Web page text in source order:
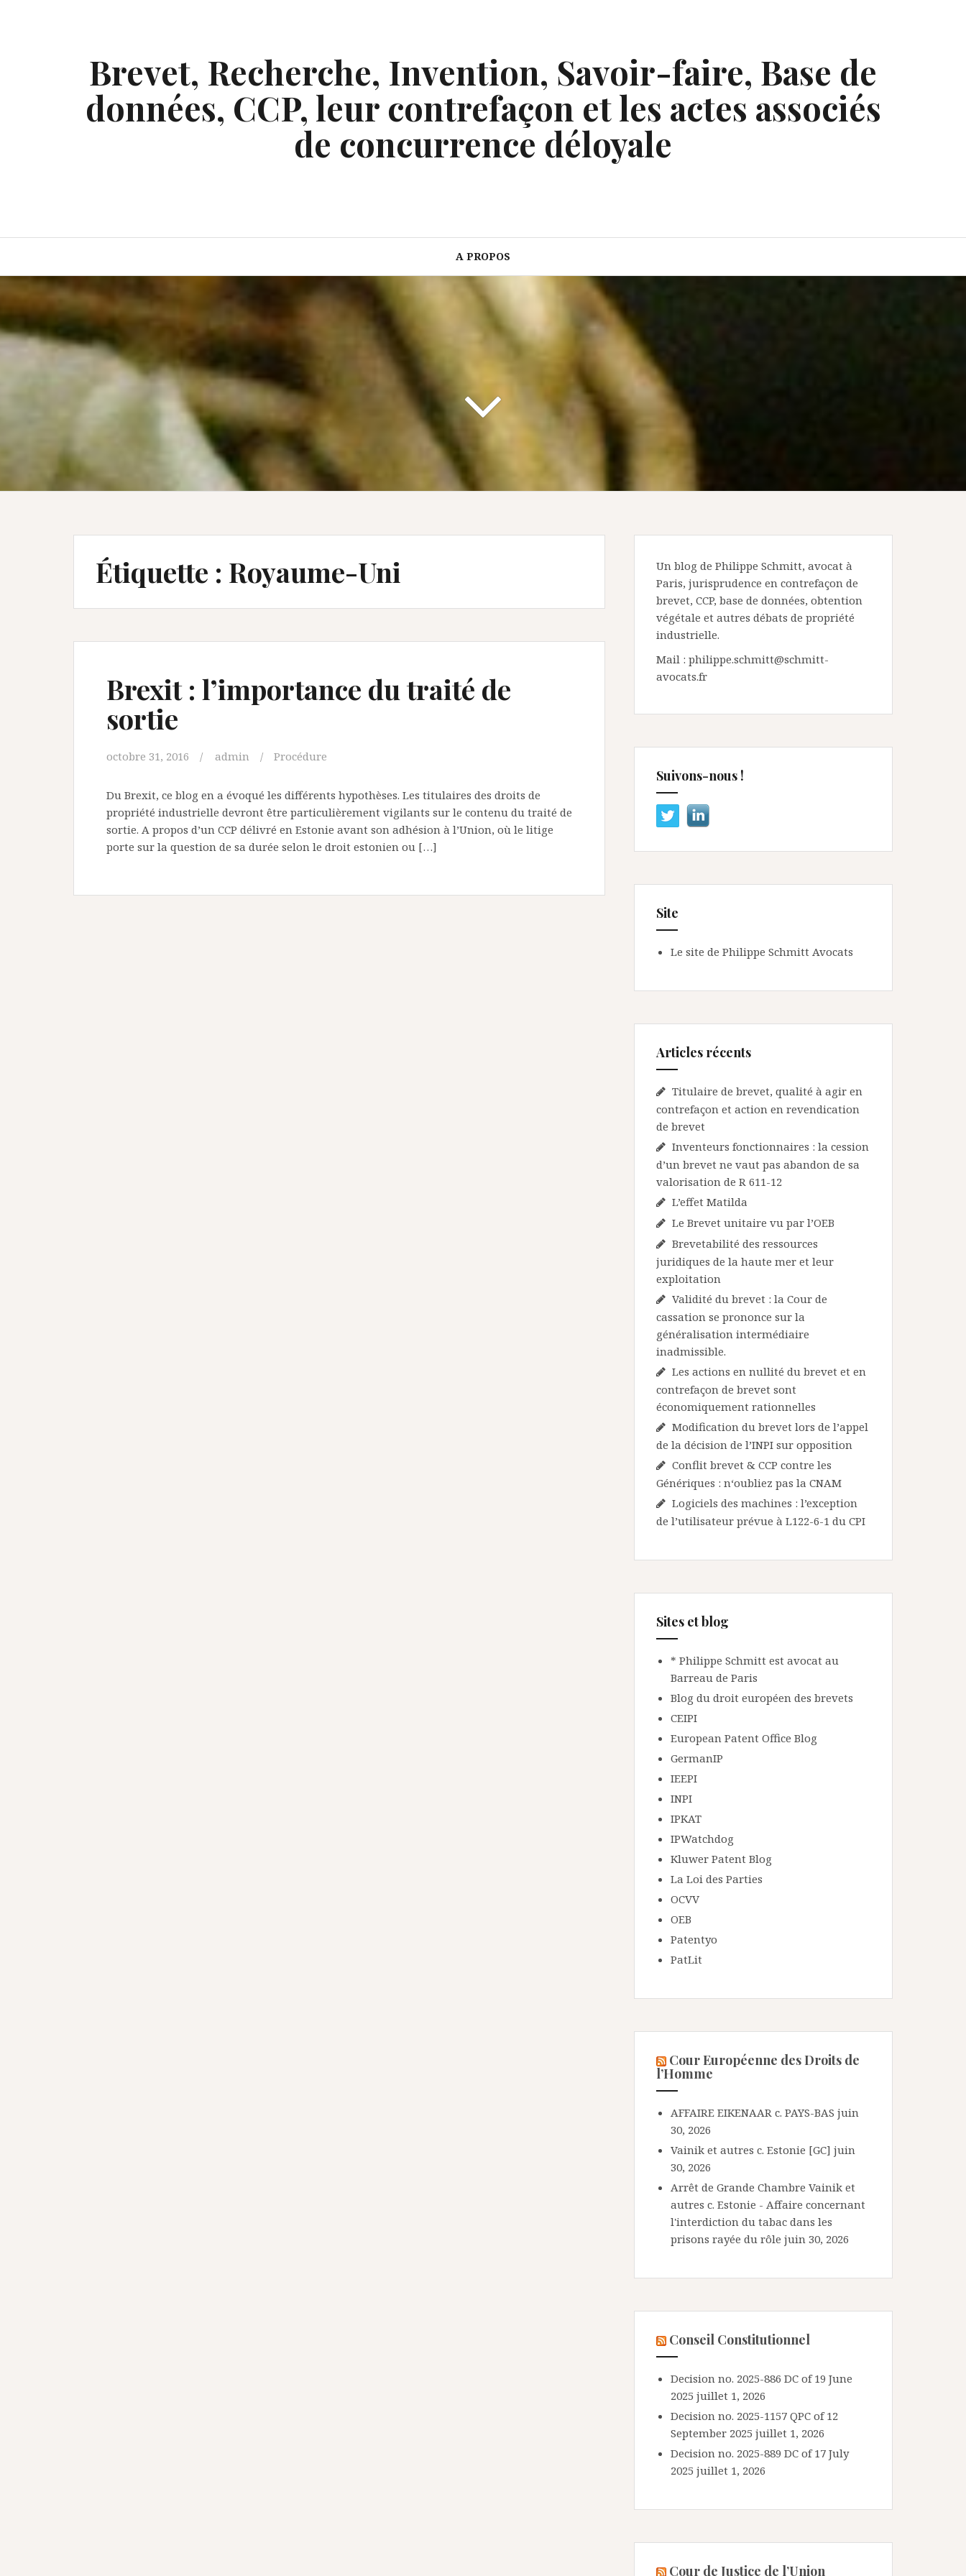
Brevet, Recherche, Invention, Savoir-faire, Base de
données, CCP, leur contrefaçon et les actes associés
de concurrence déloyale
A PROPOS
Étiquette : Royaume-Uni
Brexit : l’importance du traité de
sortie
octobre 31, 2016 admin Procédure
Du Brexit, ce blog en a évoqué les différents hypothèses. Les titulaires des droits de
propriété industrielle devront être particulièrement vigilants sur le contenu du traité de
sortie. A propos d’un CCP délivré en Estonie avant son adhésion à l’Union, où le litige
porte sur la question de sa durée selon le droit estonien ou […]
Un blog de Philippe Schmitt, avocat à
Paris, jurisprudence en contrefaçon de
brevet, CCP, base de données, obtention
végétale et autres débats de propriété
industrielle.
Mail : philippe.schmitt@schmitt-
avocats.fr
Suivons-nous !
Site
Le site de Philippe Schmitt Avocats
Articles récents
Titulaire de brevet, qualité à agir en
contrefaçon et action en revendication
de brevet
Inventeurs fonctionnaires : la cession
d’un brevet ne vaut pas abandon de sa
valorisation de R 611-12
L’effet Matilda
Le Brevet unitaire vu par l’OEB
Brevetabilité des ressources
juridiques de la haute mer et leur
exploitation
Validité du brevet : la Cour de
cassation se prononce sur la
généralisation intermédiaire
inadmissible.
Les actions en nullité du brevet et en
contrefaçon de brevet sont
économiquement rationnelles
Modification du brevet lors de l’appel
de la décision de l’INPI sur opposition
Conflit brevet & CCP contre les
Génériques : n‘oubliez pas la CNAM
Logiciels des machines : l’exception
de l’utilisateur prévue à L122-6-1 du CPI
Sites et blog
* Philippe Schmitt est avocat au
Barreau de Paris
Blog du droit européen des brevets
CEIPI
European Patent Office Blog
GermanIP
IEEPI
INPI
IPKAT
IPWatchdog
Kluwer Patent Blog
La Loi des Parties
OCVV
OEB
Patentyo
PatLit
Cour Européenne des Droits de
l’Homme
AFFAIRE EIKENAAR c. PAYS-BAS juin
30, 2026
Vainik et autres c. Estonie [GC] juin
30, 2026
Arrêt de Grande Chambre Vainik et
autres c. Estonie - Affaire concernant
l'interdiction du tabac dans les
prisons rayée du rôle juin 30, 2026
Conseil Constitutionnel
Decision no. 2025-886 DC of 19 June
2025 juillet 1, 2026
Decision no. 2025-1157 QPC of 12
September 2025 juillet 1, 2026
Decision no. 2025-889 DC of 17 July
2025 juillet 1, 2026
Cour de Justice de l’Union